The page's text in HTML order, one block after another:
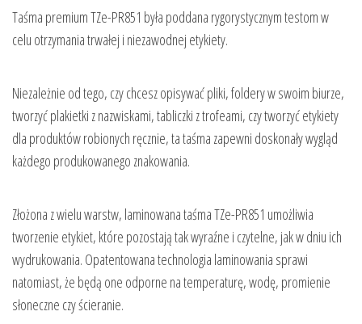
Taśma premium TZe-PR851 była poddana rygorystycznym testom w
celu otrzymania trwałej i niezawodnej etykiety.
Niezależnie od tego, czy chcesz opisywać pliki, foldery w swoim biurze,
tworzyć plakietki z nazwiskami, tabliczki z trofeami, czy tworzyć etykiety
dla produktów robionych ręcznie, ta taśma zapewni doskonały wygląd
każdego produkowanego znakowania.
Złożona z wielu warstw, laminowana taśma TZe-PR851 umożliwia
tworzenie etykiet, które pozostają tak wyraźne i czytelne, jak w dniu ich
wydrukowania. Opatentowana technologia laminowania sprawi
natomiast, że będą one odporne na temperaturę, wodę, promienie
słoneczne czy ścieranie.